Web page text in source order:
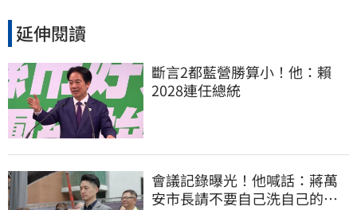
延伸閱讀
斷言2都藍營勝算小！他：賴
2028連任總統
會議記錄曝光！他喊話：蔣萬
安市長請不要自己洗自己的記